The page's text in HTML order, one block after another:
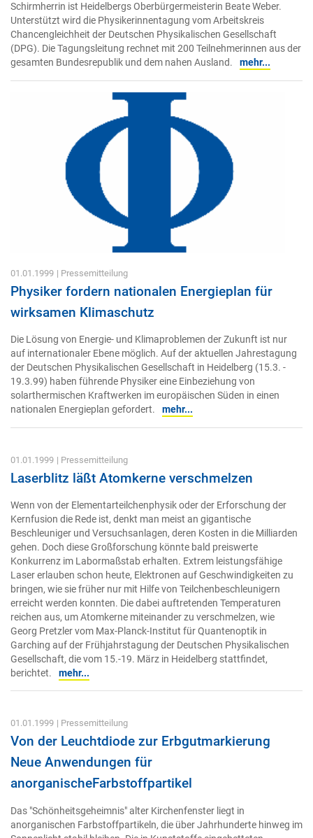
Schirmherrin ist Heidelbergs Oberbürgermeisterin Beate Weber.
Unterstützt wird die Physikerinnentagung vom Arbeitskreis
Chancengleichheit der Deutschen Physikalischen Gesellschaft
(DPG). Die Tagungsleitung rechnet mit 200 Teilnehmerinnen aus der
gesamten Bundesrepublik und dem nahen Ausland.
mehr...
01.01.1999 | Pressemitteilung
Physiker fordern nationalen Energieplan für
wirksamen Klimaschutz
Die Lösung von Energie- und Klimaproblemen der Zukunft ist nur
auf internationaler Ebene möglich. Auf der aktuellen Jahrestagung
der Deutschen Physikalischen Gesellschaft in Heidelberg (15.3. -
19.3.99) haben führende Physiker eine Einbeziehung von
solarthermischen Kraftwerken im europäischen Süden in einen
nationalen Energieplan gefordert.
mehr...
01.01.1999 | Pressemitteilung
Laserblitz läßt Atomkerne verschmelzen
Wenn von der Elementarteilchenphysik oder der Erforschung der
Kernfusion die Rede ist, denkt man meist an gigantische
Beschleuniger und Versuchsanlagen, deren Kosten in die Milliarden
gehen. Doch diese Großforschung könnte bald preiswerte
Konkurrenz im Labormaßstab erhalten. Extrem leistungsfähige
Laser erlauben schon heute, Elektronen auf Geschwindigkeiten zu
bringen, wie sie früher nur mit Hilfe von Teilchenbeschleunigern
erreicht werden konnten. Die dabei auftretenden Temperaturen
reichen aus, um Atomkerne miteinander zu verschmelzen, wie
Georg Pretzler vom Max-Planck-Institut für Quantenoptik in
Garching auf der Frühjahrstagung der Deutschen Physikalischen
Gesellschaft, die vom 15.-19. März in Heidelberg stattfindet,
berichtet.
mehr...
01.01.1999 | Pressemitteilung
Von der Leuchtdiode zur Erbgutmarkierung
Neue Anwendungen für
anorganischeFarbstoffpartikel
Das "Schönheitsgeheimnis" alter Kirchenfenster liegt in
anorganischen Farbstoffpartikeln, die über Jahrhunderte hinweg im